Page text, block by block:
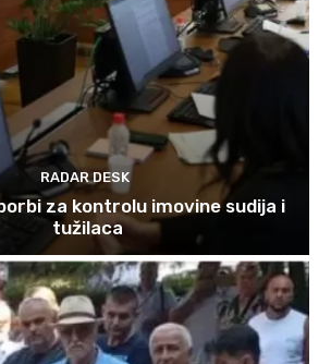
RADAR DESK
za kontrolu imovine sudija i
tužilaca